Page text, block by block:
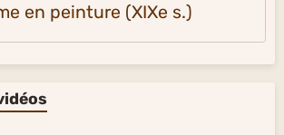
en peinture (XIXe s.)